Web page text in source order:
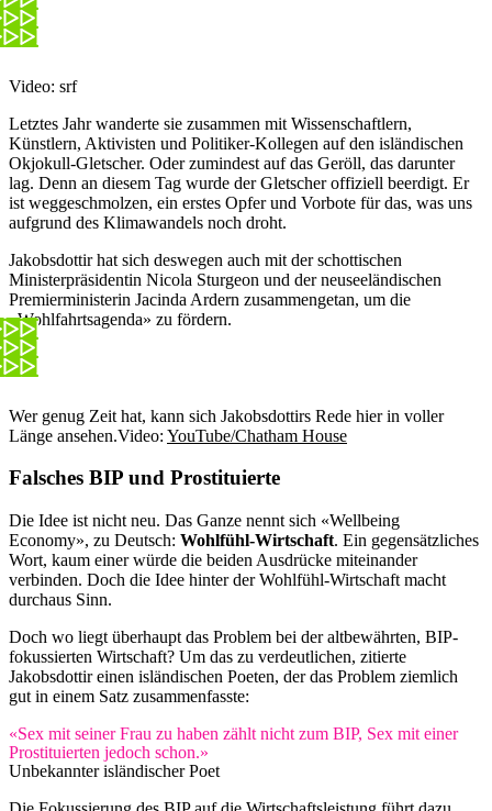
Video: srf
Letztes Jahr wanderte sie zusammen mit Wissenschaftlern,
Künstlern, Aktivisten und Politiker-Kollegen auf den isländischen
Okjokull-Gletscher. Oder zumindest auf das Geröll, das darunter
lag. Denn an diesem Tag wurde der Gletscher offiziell beerdigt. Er
ist weggeschmolzen, ein erstes Opfer und Vorbote für das, was uns
aufgrund des Klimawandels noch droht.
Jakobsdottir hat sich deswegen auch mit der schottischen
Ministerpräsidentin Nicola Sturgeon und der neuseeländischen
Premierministerin Jacinda Ardern zusammengetan, um die
«Wohlfahrtsagenda» zu fördern.
Wer genug Zeit hat, kann sich Jakobsdottirs Rede hier in voller
Länge ansehen.Video: YouTube/Chatham House
Falsches BIP und Prostituierte
Die Idee ist nicht neu. Das Ganze nennt sich «Wellbeing
Economy», zu Deutsch: Wohlfühl-Wirtschaft. Ein gegensätzliches
Wort, kaum einer würde die beiden Ausdrücke miteinander
verbinden. Doch die Idee hinter der Wohlfühl-Wirtschaft macht
durchaus Sinn.
Doch wo liegt überhaupt das Problem bei der altbewährten, BIP-
fokussierten Wirtschaft? Um das zu verdeutlichen, zitierte
Jakobsdottir einen isländischen Poeten, der das Problem ziemlich
gut in einem Satz zusammenfasste:
«Sex mit seiner Frau zu haben zählt nicht zum BIP, Sex mit einer
Prostituierten jedoch schon.»
Unbekannter isländischer Poet